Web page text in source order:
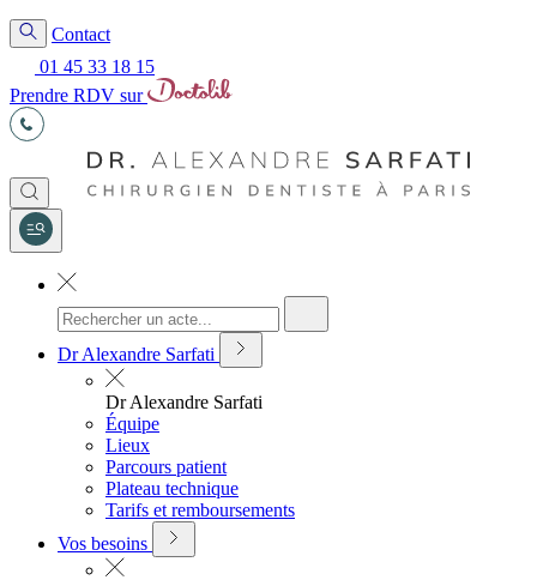
Contact
01 45 33 18 15
Prendre RDV sur
Dr Alexandre Sarfati
Dr Alexandre Sarfati
Équipe
Lieux
Parcours patient
Plateau technique
Tarifs et remboursements
Vos besoins